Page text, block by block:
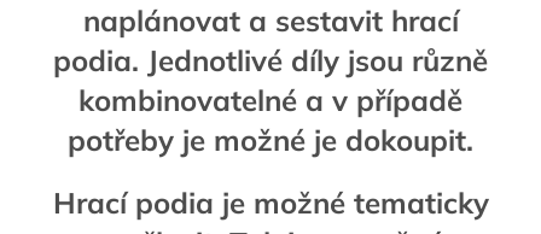
naplánovat a sestavit hrací
podia. Jednotlivé díly jsou různě
kombinovatelné a v případě
potřeby je možné je dokoupit.
Hrací podia je možné tematicky